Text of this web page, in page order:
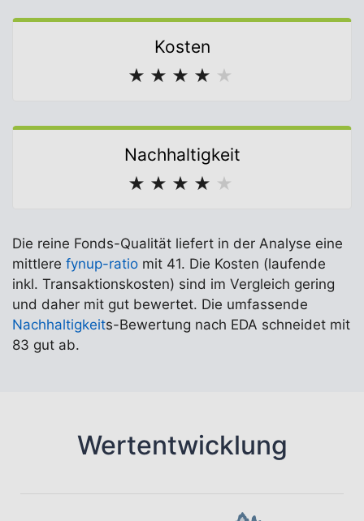
Kosten
★ ★ ★ ★ ★
Nachhaltigkeit
★ ★ ★ ★ ★
Die reine Fonds-Qualität liefert in der Analyse eine
mittlere fynup-ratio mit 41. Die Kosten (laufende
inkl. Transaktionskosten) sind im Vergleich gering
und daher mit gut bewertet. Die umfassende
Nachhaltigkeits-Bewertung nach EDA schneidet mit
83 gut ab.
Wertentwicklung